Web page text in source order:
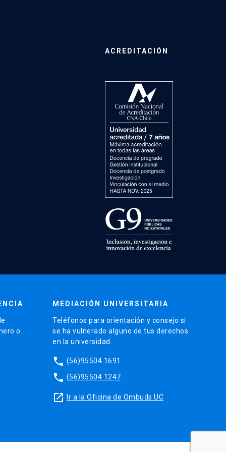
ACREDITACIÓN
o
MEDIACIÓN UNIVERSITARIA
Teléfonos para orientación y consejo si
se ha vulnerado alguno de tus derechos
en la universidad.
phone (56)95504 1691
phone (56)95504 1247
launch Ir a la Oficina de Ombuds UC